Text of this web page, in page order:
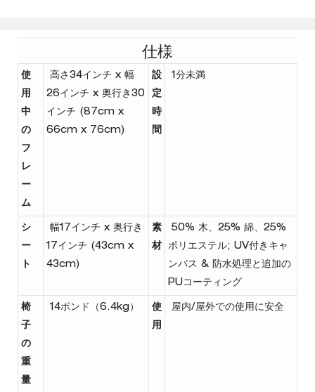
仕様
使
用
中
の
フ
レ
ー
ム
高さ34インチ x 幅
26インチ x 奥行き30
インチ (87cm x
66cm x 76cm)
設
定
時
間
1分未満
シ
ー
ト
幅17インチ x 奥行き
17インチ (43cm x
43cm)
素
材
50% 木、25% 綿、25%
ポリエステル; UV付きキャ
ンバス & 防水処理と追加の
PUコーティング
椅
子
の
重
量
14ポンド（6.4kg）
使
用
屋内/屋外での使用に安全